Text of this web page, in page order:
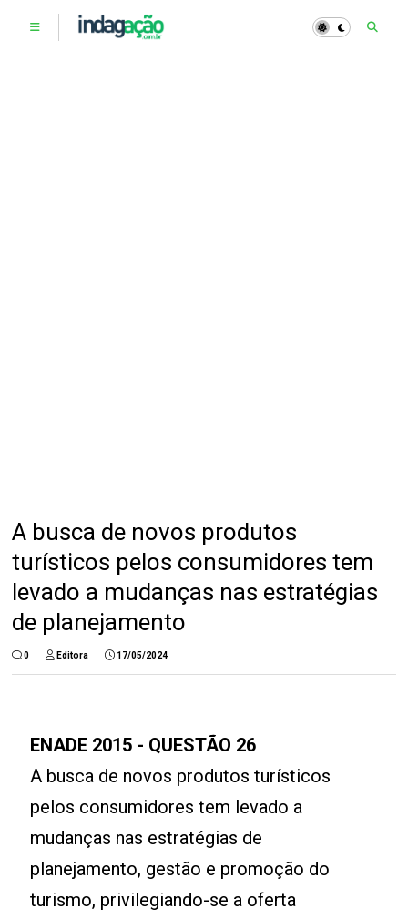
A busca de novos produtos
turísticos pelos consumidores tem
levado a mudanças nas estratégias
de planejamento
0 Editora 17/05/2024
ENADE 2015 - QUESTÃO 26
A busca de novos produtos turísticos
pelos consumidores tem levado a
mudanças nas estratégias de
planejamento, gestão e promoção do
turismo, privilegiando-se a oferta